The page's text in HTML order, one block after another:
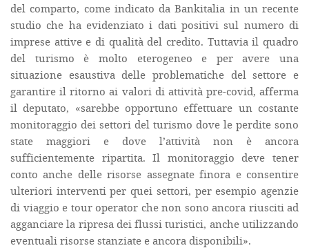
del comparto, come indicato da Bankitalia in un recente
studio che ha evidenziato i dati positivi sul numero di
imprese attive e di qualità del credito. Tuttavia il quadro
del turismo è molto eterogeneo e per avere una
situazione esaustiva delle problematiche del settore e
garantire il ritorno ai valori di attività pre-covid, afferma
il deputato, «sarebbe opportuno effettuare un costante
monitoraggio dei settori del turismo dove le perdite sono
state maggiori e dove l’attività non è ancora
sufficientemente ripartita. Il monitoraggio deve tener
conto anche delle risorse assegnate finora e consentire
ulteriori interventi per quei settori, per esempio agenzie
di viaggio e tour operator che non sono ancora riusciti ad
agganciare la ripresa dei flussi turistici, anche utilizzando
eventuali risorse stanziate e ancora disponibili».